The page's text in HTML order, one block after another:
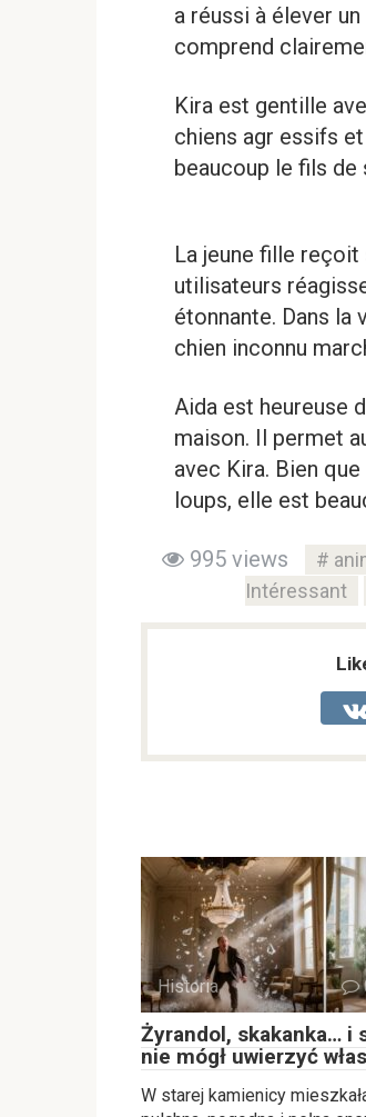
a réussi à élever
comprend
Kira est gentille
chiens agr essifs
beaucoup le fils de
La jeune fille
utilisateurs
étonnante. Dans la
chien inconnu
Aida est heureuse
maison. Il permet
avec Kira. Bien
loups, elle est
995 views
Intéressant
Historia
Żyrandol, skakanka… i
nie mógł uwierzyć
W starej kamienicy